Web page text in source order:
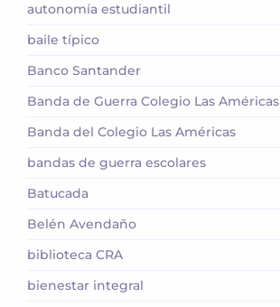
autonomía estudiantil
baile típico
Banco Santander
Banda de Guerra Colegio Las Américas
Banda del Colegio Las Américas
bandas de guerra escolares
Batucada
Belén Avendaño
biblioteca CRA
bienestar integral